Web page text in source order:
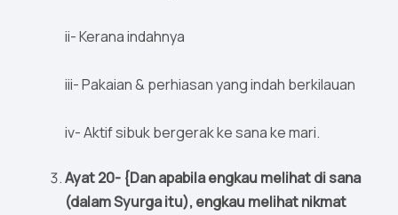
ii- Kerana indahnya
iii- Pakaian & perhiasan yang indah berkilauan
iv- Aktif sibuk bergerak ke sana ke mari.
Ayat 20- {Dan apabila engkau melihat di sana
(dalam Syurga itu), engkau melihat nikmat